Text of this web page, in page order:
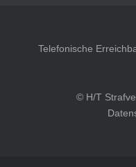
Telefonische
© H/T